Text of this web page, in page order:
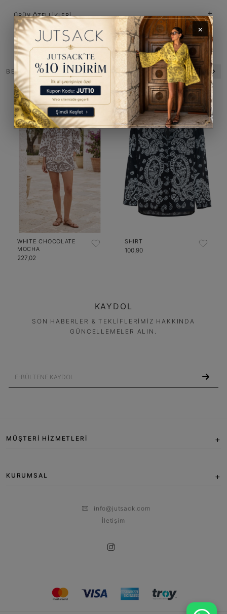
ÜRÜN ÖZELLIKLERI
BENZER ÜRÜNLER
WHITE CHOCOLATE
MOCHA
227,02
SHIRT
100,90
KAYDOL
SON HABERLER & TEKLİFLERİMİZ HAKKINDA
GÜNCELLEMELER ALIN.
MÜŞTERİ HİZMETLERİ
KURUMSAL
info@jutsack.com
İletişim
×